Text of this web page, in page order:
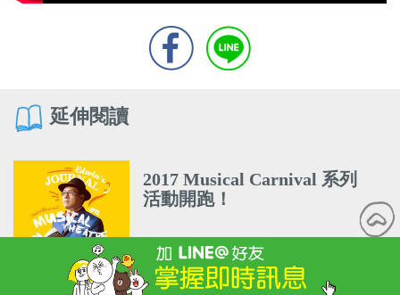
延伸閱讀
2017 Musical Carnival 系列
活動開跑！
2022新竹場小兒子音樂劇